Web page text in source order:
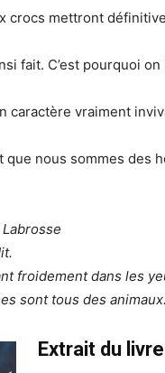
crocs mettront
fait. C’est pourquoi
caractère vraiment
que nous sommes des
froidement dans les
sont tous des animaux.
Extrait du livre